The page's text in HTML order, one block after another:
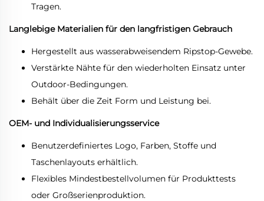
Tragen.
Langlebige Materialien für den langfristigen Gebrauch
Hergestellt aus wasserabweisendem Ripstop-Gewebe.
Verstärkte Nähte für den wiederholten Einsatz unter
Outdoor-Bedingungen.
Behält über die Zeit Form und Leistung bei.
OEM- und Individualisierungsservice
Benutzerdefiniertes Logo, Farben, Stoffe und
Taschenlayouts erhältlich.
Flexibles Mindestbestellvolumen für Produkttests
oder Großserienproduktion.